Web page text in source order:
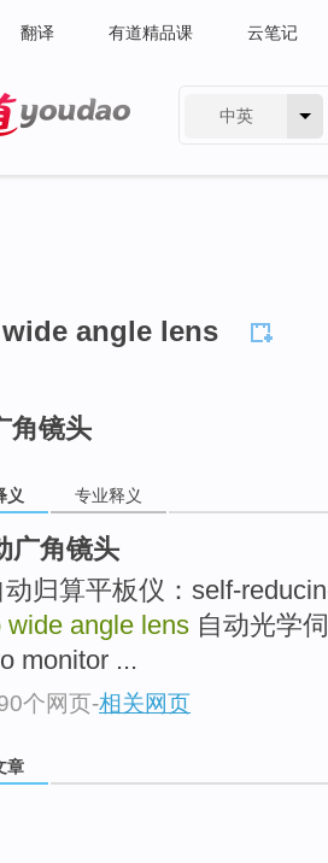
翻译 有道精品课 云笔记
中英
angle lens
角镜头
义 专业释义
广角镜头
动归算平板仪：self-
wide angle lens 自动光学
monitor ...
个网页-相关网页
章